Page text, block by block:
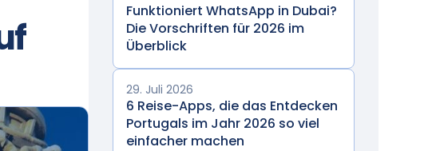
Funktioniert WhatsApp in Dubai?
Die Vorschriften für 2026 im
Überblick
29. Juli 2026
6 Reise-Apps, die das Entdecken
Portugals im Jahr 2026 so viel
einfacher machen